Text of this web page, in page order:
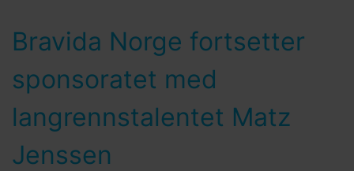
Bravida Norge fortsetter
sponsoratet med
langrennstalentet Matz
Jenssen